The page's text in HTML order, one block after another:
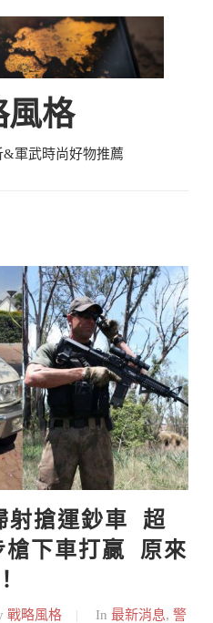
風格
軍武時尚好物推薦
射搶運鈔車  超
下車打贏  原來
戰略風格 In 最新消息, 警